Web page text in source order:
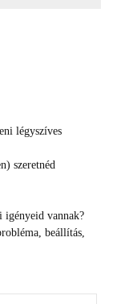
légyszíves
szeretnéd
igényeid vannak?
beállítás,